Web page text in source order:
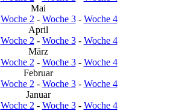
Mai
Woche 2 - Woche 3- Woche 4
April
Woche 2 - Woche 3- Woche 4
März
Woche 2 - Woche 3- Woche 4
Februar
Woche 2 - Woche 3- Woche 4
Januar
Woche 2 - Woche 3- Woche 4